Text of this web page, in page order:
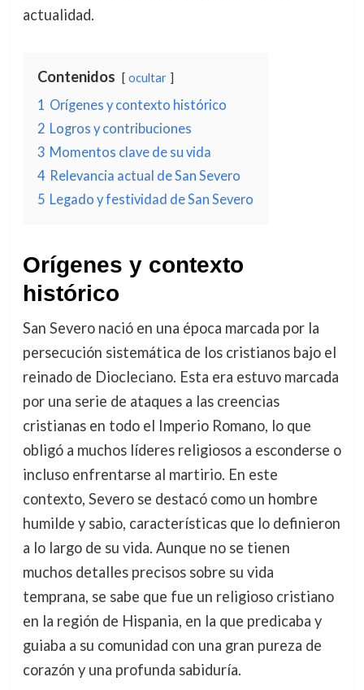
actualidad.
Contenidos ocultar
1 Orígenes y contexto histórico
2 Logros y contribuciones
3 Momentos clave de su vida
4 Relevancia actual de San Severo
5 Legado y festividad de San Severo
Orígenes y contexto
histórico
San Severo nació en una época marcada por la
persecución sistemática de los cristianos bajo el
reinado de Diocleciano. Esta era estuvo marcada
por una serie de ataques a las creencias
cristianas en todo el Imperio Romano, lo que
obligó a muchos líderes religiosos a esconderse o
incluso enfrentarse al martirio. En este
contexto, Severo se destacó como un hombre
humilde y sabio, características que lo definieron
a lo largo de su vida. Aunque no se tienen
muchos detalles precisos sobre su vida
temprana, se sabe que fue un religioso cristiano
en la región de Hispania, en la que predicaba y
guiaba a su comunidad con una gran pureza de
corazón y una profunda sabiduría.